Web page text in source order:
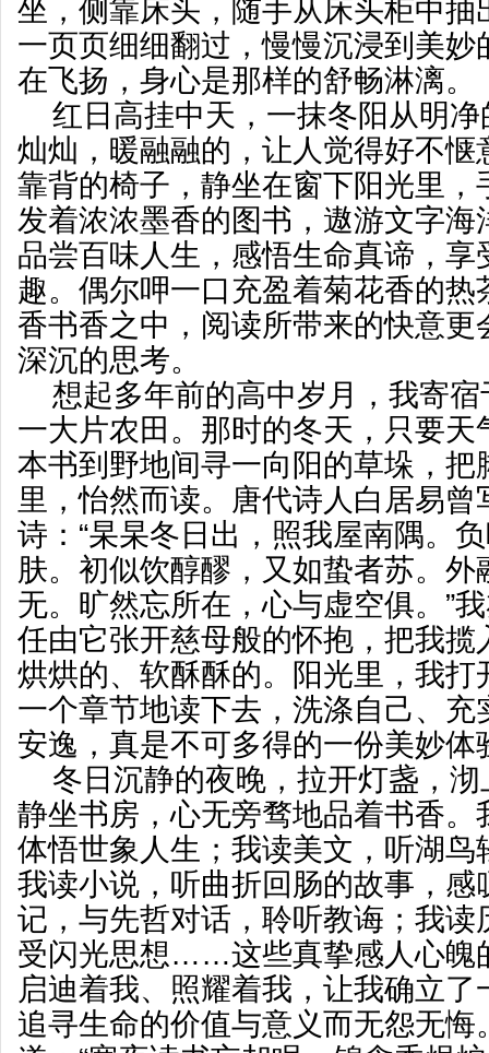
坐，侧靠床头，随手从床头柜中抽
一页页细细翻过，慢慢沉浸到美
在飞扬，身心是那样的舒畅淋漓。
红日高挂中天，一抹冬阳从明
灿灿，暖融融的，让人觉得好不惬
靠背的椅子，静坐在窗下阳光里，
发着浓浓墨香的图书，遨游文字
品尝百味人生，感悟生命真谛，享
趣。偶尔呷一口充盈着菊花香的
香书香之中，阅读所带来的快意更
深沉的思考。
想起多年前的高中岁月，我寄
一大片农田。那时的冬天，只要
本书到野地间寻一向阳的草垛，把
里，怡然而读。唐代诗人白居易
诗：“杲杲冬日出，照我屋南隅。
肤。初似饮醇醪，又如蛰者苏。
无。旷然忘所在，心与虚空俱。”
任由它张开慈母般的怀抱，把我揽
烘烘的、软酥酥的。阳光里，我打
一个章节地读下去，洗涤自己、
安逸，真是不可多得的一份美妙体
冬日沉静的夜晚，拉开灯盏，
静坐书房，心无旁骛地品着书香。
体悟世象人生；我读美文，听湖鸟
我读小说，听曲折回肠的故事，感
记，与先哲对话，聆听教诲；我读
受闪光思想……这些真挚感人心魄
启迪着我、照耀着我，让我确立
追寻生命的价值与意义而无怨无